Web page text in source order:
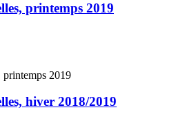
printemps 2019
hiver 2018/2019